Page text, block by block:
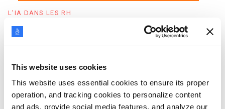
This website uses cookies
This website uses essential cookies to ensure its proper
operation, and tracking cookies to personalize content
and ads, provide social media features, and analyze our
L'IA DANS LES RH
Utilisation de l'IA dans les RH : Usages et Avantages
professionnels RH.